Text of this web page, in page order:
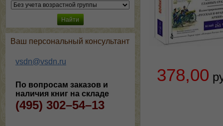
Ваш персональный консультант
vsdn@vsdn.ru
По вопросам заказов и
наличия книг на складе
(495) 302–54–13
378,00